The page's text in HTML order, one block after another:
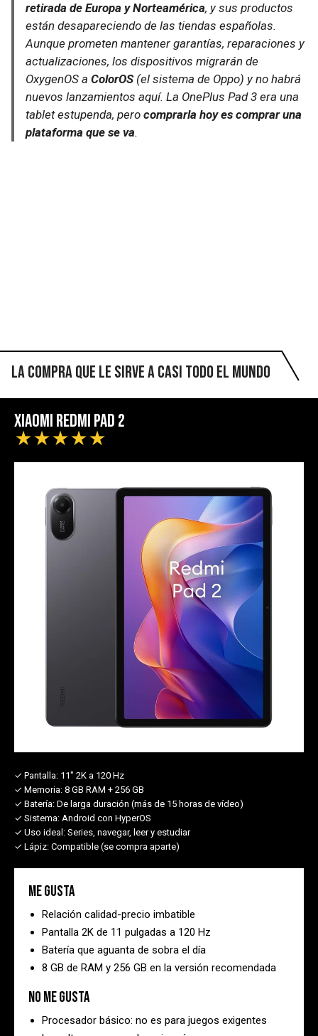
retirada de Europa y Norteamérica, y sus productos
están desapareciendo de las tiendas españolas.
Aunque prometen mantener garantías, reparaciones y
actualizaciones, los dispositivos migrarán de
OxygenOS a ColorOS(el sistema de Oppo) y no habrá
nuevos lanzamientos aquí. La OnePlus Pad 3 era una
tablet estupenda, pero comprarla hoy es comprar una
plataforma que se va.
La compra que le sirve a casi todo el mundo
Xiaomi Redmi Pad 2
★★★★★
✓ Pantalla: 11" 2K a 120 Hz
✓ Memoria: 8 GB RAM + 256 GB
✓ Batería: De larga duración (más de 15 horas de vídeo)
✓ Sistema: Android con HyperOS
✓ Uso ideal: Series, navegar, leer y estudiar
✓ Lápiz: Compatible (se compra aparte)
Me gusta
Relación calidad-precio imbatible
Pantalla 2K de 11 pulgadas a 120 Hz
Batería que aguanta de sobra el día
8 GB de RAM y 256 GB en la versión recomendada
No me gusta
Procesador básico: no es para juegos exigentes